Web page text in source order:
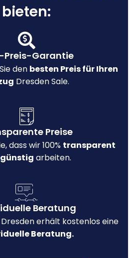
bieten:
Preis-Garantie
den besten Preis für Ihren
Dresden Sale.
Preise
dass wir 100% transparent
arbeiten.
Beratung
erhält kostenlos eine
Beratung.